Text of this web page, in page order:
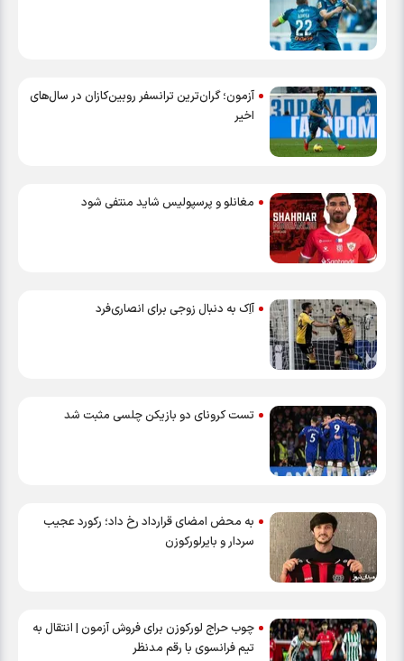
آزمون؛ گران‌ترین ترانسفر روبین‌کازان در سال‌های
اخیر
مغانلو و پرسپولیس شاید منتفی شود
آاِک به دنبال زوجی برای انصاری‌فرد
تست کرونای دو بازیکن چلسی مثبت شد
به محض امضای قرارداد رخ داد؛ رکورد عجیب
سردار و بایرلورکوزن
چوب حراج لورکوزن برای فروش آزمون | انتقال به
تیم فرانسوی با رقم مدنظر